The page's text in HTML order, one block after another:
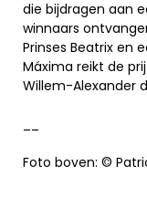
die bijdragen aan
winnaars
Prinses Beatrix en
Máxima reikt de
Willem-Alexander
Foto boven: ©